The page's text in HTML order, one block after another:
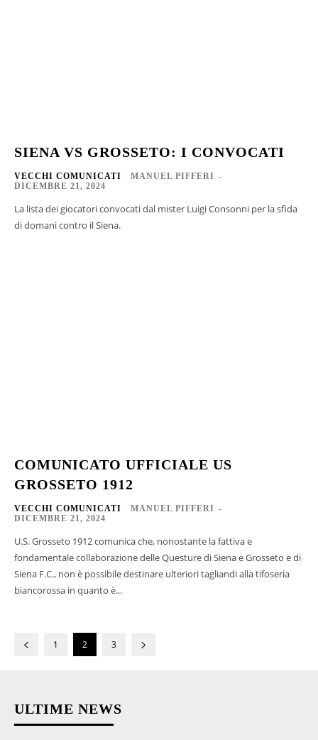
SIENA VS GROSSETO: I CONVOCATI
VECCHI COMUNICATI MANUEL PIFFERI -
DICEMBRE 21, 2024
La lista dei giocatori convocati dal mister Luigi Consonni per la sfida
di domani contro il Siena.
COMUNICATO UFFICIALE US
GROSSETO 1912
VECCHI COMUNICATI MANUEL PIFFERI -
DICEMBRE 21, 2024
U.S. Grosseto 1912 comunica che, nonostante la fattiva e
fondamentale collaborazione delle Questure di Siena e Grosseto e di
Siena F.C., non è possibile destinare ulteriori tagliandi alla tifoseria
biancorossa in quanto è...
1 2 3
ULTIME NEWS